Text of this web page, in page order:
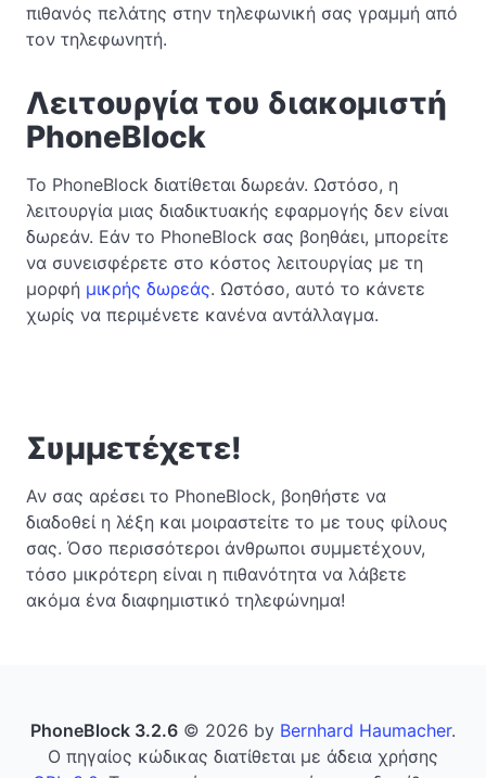
πιθανός πελάτης στην τηλεφωνική σας γραμμή από
τον τηλεφωνητή.
Λειτουργία του διακομιστή
PhoneBlock
Το PhoneBlock διατίθεται δωρεάν. Ωστόσο, η
λειτουργία μιας διαδικτυακής εφαρμογής δεν είναι
δωρεάν. Εάν το PhoneBlock σας βοηθάει, μπορείτε
να συνεισφέρετε στο κόστος λειτουργίας με τη
μορφή μικρής δωρεάς. Ωστόσο, αυτό το κάνετε
χωρίς να περιμένετε κανένα αντάλλαγμα.
Συμμετέχετε!
Αν σας αρέσει το PhoneBlock, βοηθήστε να
διαδοθεί η λέξη και μοιραστείτε το με τους φίλους
σας. Όσο περισσότεροι άνθρωποι συμμετέχουν,
τόσο μικρότερη είναι η πιθανότητα να λάβετε
ακόμα ένα διαφημιστικό τηλεφώνημα!
PhoneBlock 3.2.6 © 2026 by Bernhard Haumacher.
Ο πηγαίος κώδικας διατίθεται με άδεια χρήσης